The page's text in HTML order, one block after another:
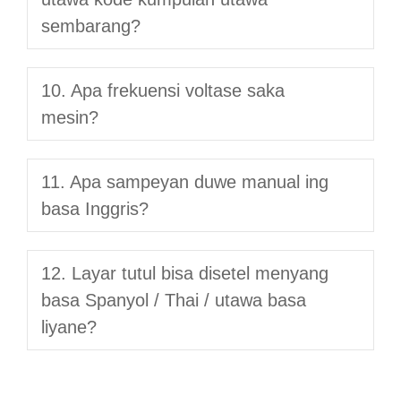
sembarang?
10. Apa frekuensi voltase saka
mesin?
11. Apa sampeyan duwe manual ing
basa Inggris?
12. Layar tutul bisa disetel menyang
basa Spanyol / Thai / utawa basa
liyane?